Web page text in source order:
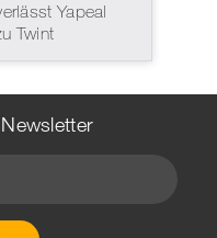
Yapeal
Twint